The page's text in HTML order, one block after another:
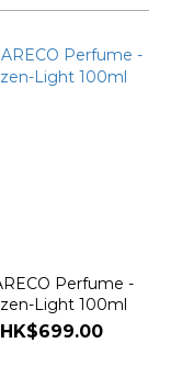
Perfume -
Light 100ml
HK$699.00